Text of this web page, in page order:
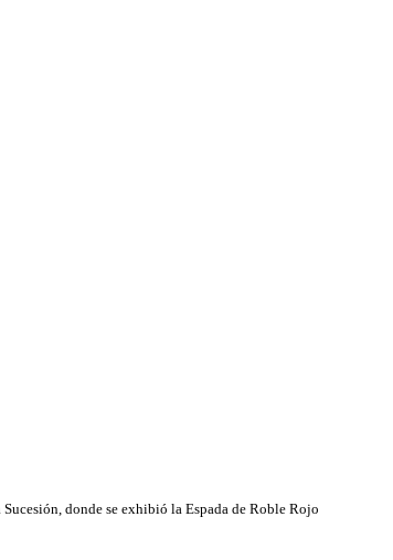
donde se exhibió la Espada de Roble Rojo